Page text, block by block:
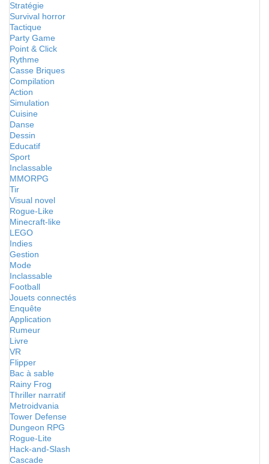
Stratégie
Survival horror
Tactique
Party Game
Point & Click
Rythme
Casse Briques
Compilation
Action
Simulation
Cuisine
Danse
Dessin
Educatif
Sport
Inclassable
MMORPG
Tir
Visual novel
Rogue-Like
Minecraft-like
LEGO
Indies
Gestion
Mode
Inclassable
Football
Jouets connectés
Enquête
Application
Rumeur
Livre
VR
Flipper
Bac à sable
Rainy Frog
Thriller narratif
Metroidvania
Tower Defense
Dungeon RPG
Rogue-Lite
Hack-and-Slash
Cascade